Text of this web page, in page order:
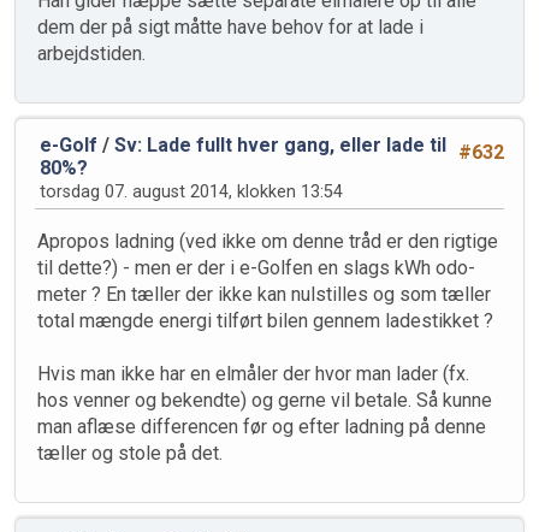
dem der på sigt måtte have behov for at lade i
arbejdstiden.
#632
e-Golf / Sv: Lade fullt hver gang, eller lade til
80%?
torsdag 07. august 2014, klokken 13:54
Apropos ladning (ved ikke om denne tråd er den rigtige
til dette?) - men er der i e-Golfen en slags kWh odo-
meter ? En tæller der ikke kan nulstilles og som tæller
total mængde energi tilført bilen gennem ladestikket ?
Hvis man ikke har en elmåler der hvor man lader (fx.
hos venner og bekendte) og gerne vil betale. Så kunne
man aflæse differencen før og efter ladning på denne
tæller og stole på det.